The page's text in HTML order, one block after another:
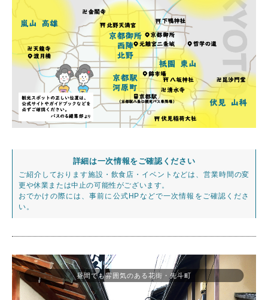
詳細は一次情報をご確認ください
ご紹介しております施設・飲食店・イベントなどは、営業時間の変
更や休業または中止の可能性がございます。
おでかけの際には、事前に公式HPなどで一次情報をご確認くださ
い。
昼間でも雰囲気のある花街・先斗町